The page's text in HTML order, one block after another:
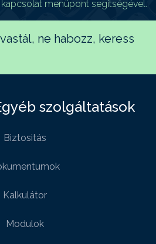
menüpont segítségével.
ne habozz, keress
szolgáltatások
Biztositás
Kalkulátor
Modulok